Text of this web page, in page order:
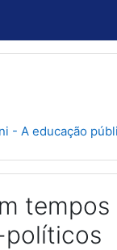
- A educação
políticos